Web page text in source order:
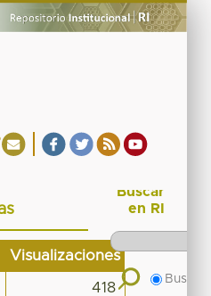
Visualizaciones
418
Buscar
en RI
Buscar